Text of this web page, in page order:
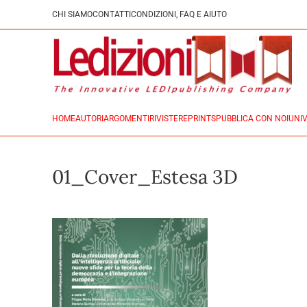
CHI SIAMOCONTATTI CONDIZIONI, FAQ E AIUTO
HOMEAUTORI ARGOMENTI RIVISTEREPRINTSPUBBLICA CON NOI
01_Cover_Estesa 3D